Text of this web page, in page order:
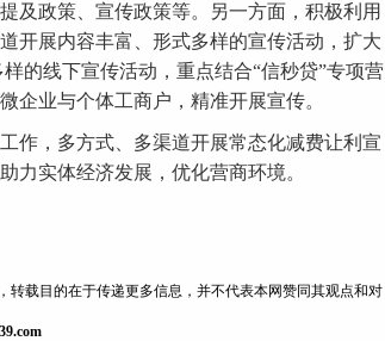
及政策、宣传政策等。另一方面，积极利用
开展内容丰富、形式多样的宣传活动，扩大
的线下宣传活动，重点结合“信秒贷”专项营
企业与个体工商户，精准开展宣传。
，多方式、多渠道开展常态化减费让利宣
力实体经济发展，优化营商环境。
转载目的在于传递更多信息，并不代表本网赞同其观点和对